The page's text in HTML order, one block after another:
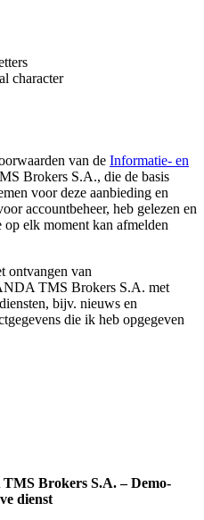
character
van de Informatie- en
Brokers S.A., die de basis
voor deze aanbieding en
accountbeheer, heb gelezen en
elk moment kan afmelden
ontvangen van
TMS Brokers S.A. met
bijv. nieuws en
die ik heb opgegeven
Brokers S.A. – Demo-
dienst